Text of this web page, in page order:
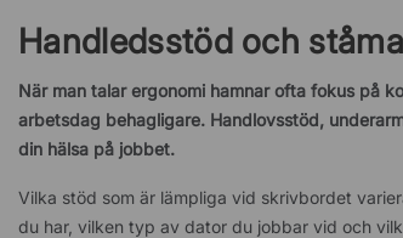
Handledsstöd och
När man talar ergonomi hamnar ofta fokus på
arbetsdag behagligare. Handlovsstöd,
din hälsa på jobbet.
Vilka stöd som är lämpliga vid skrivbordet
du har, vilken typ av dator du jobbar vid och